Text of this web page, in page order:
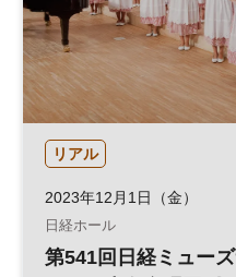
リアル
2023年12月1日（金）
日経ホール
第541回日経ミュー